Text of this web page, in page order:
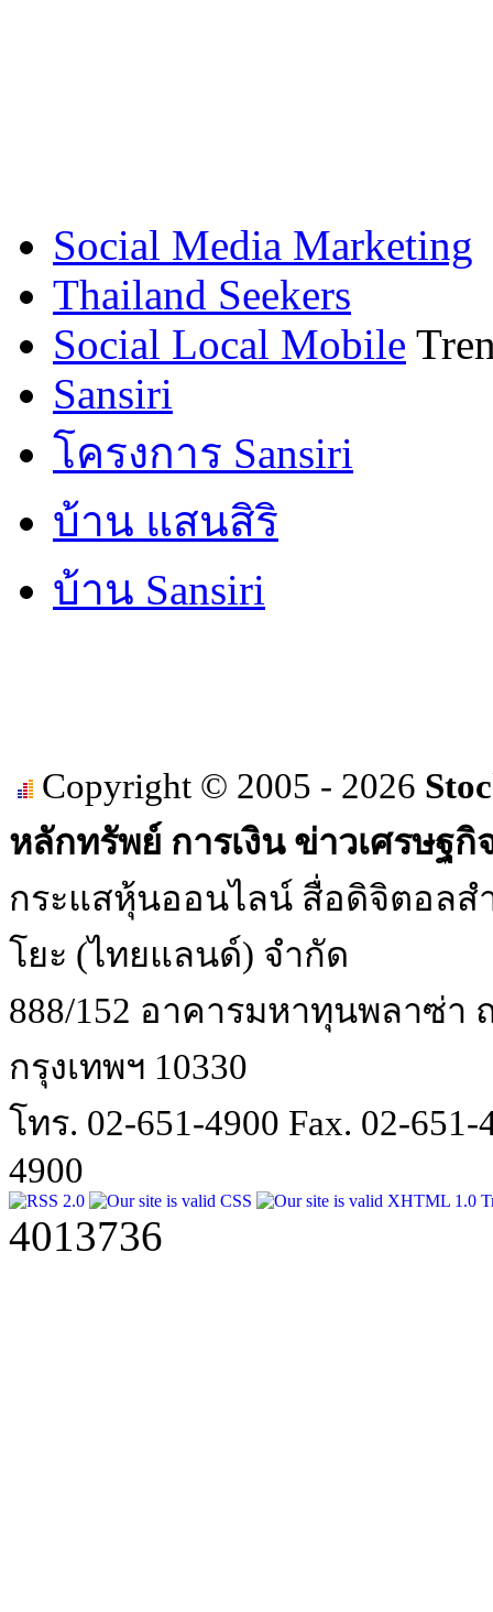
Social Media Marketing
Thailand Seekers
Social Local Mobile
Sansiri
โครงการ Sansiri
บ้าน แสนสิริ
บ้าน Sansiri
Copyright © 2005 - 2026
หลักทรัพย์ การเงิน ข่าวเศรษฐกิ
กระแสหุ้นออนไลน์ สื่อดิจิตอล
โยะ (ไทยแลนด์) จำกัด
888/152 อาคารมหาทุนพลาซ่
กรุงเทพฯ 10330
โทร. 02-651-4900 Fax. 02-
4900
4013736